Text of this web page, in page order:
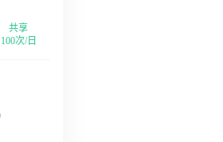
共享
100次/日